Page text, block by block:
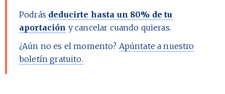
Podrás deducirte hasta un 80% de tu
aportación y cancelar cuando quieras.
¿Aún no es el momento? Apúntate a nuestro
boletín gratuito.